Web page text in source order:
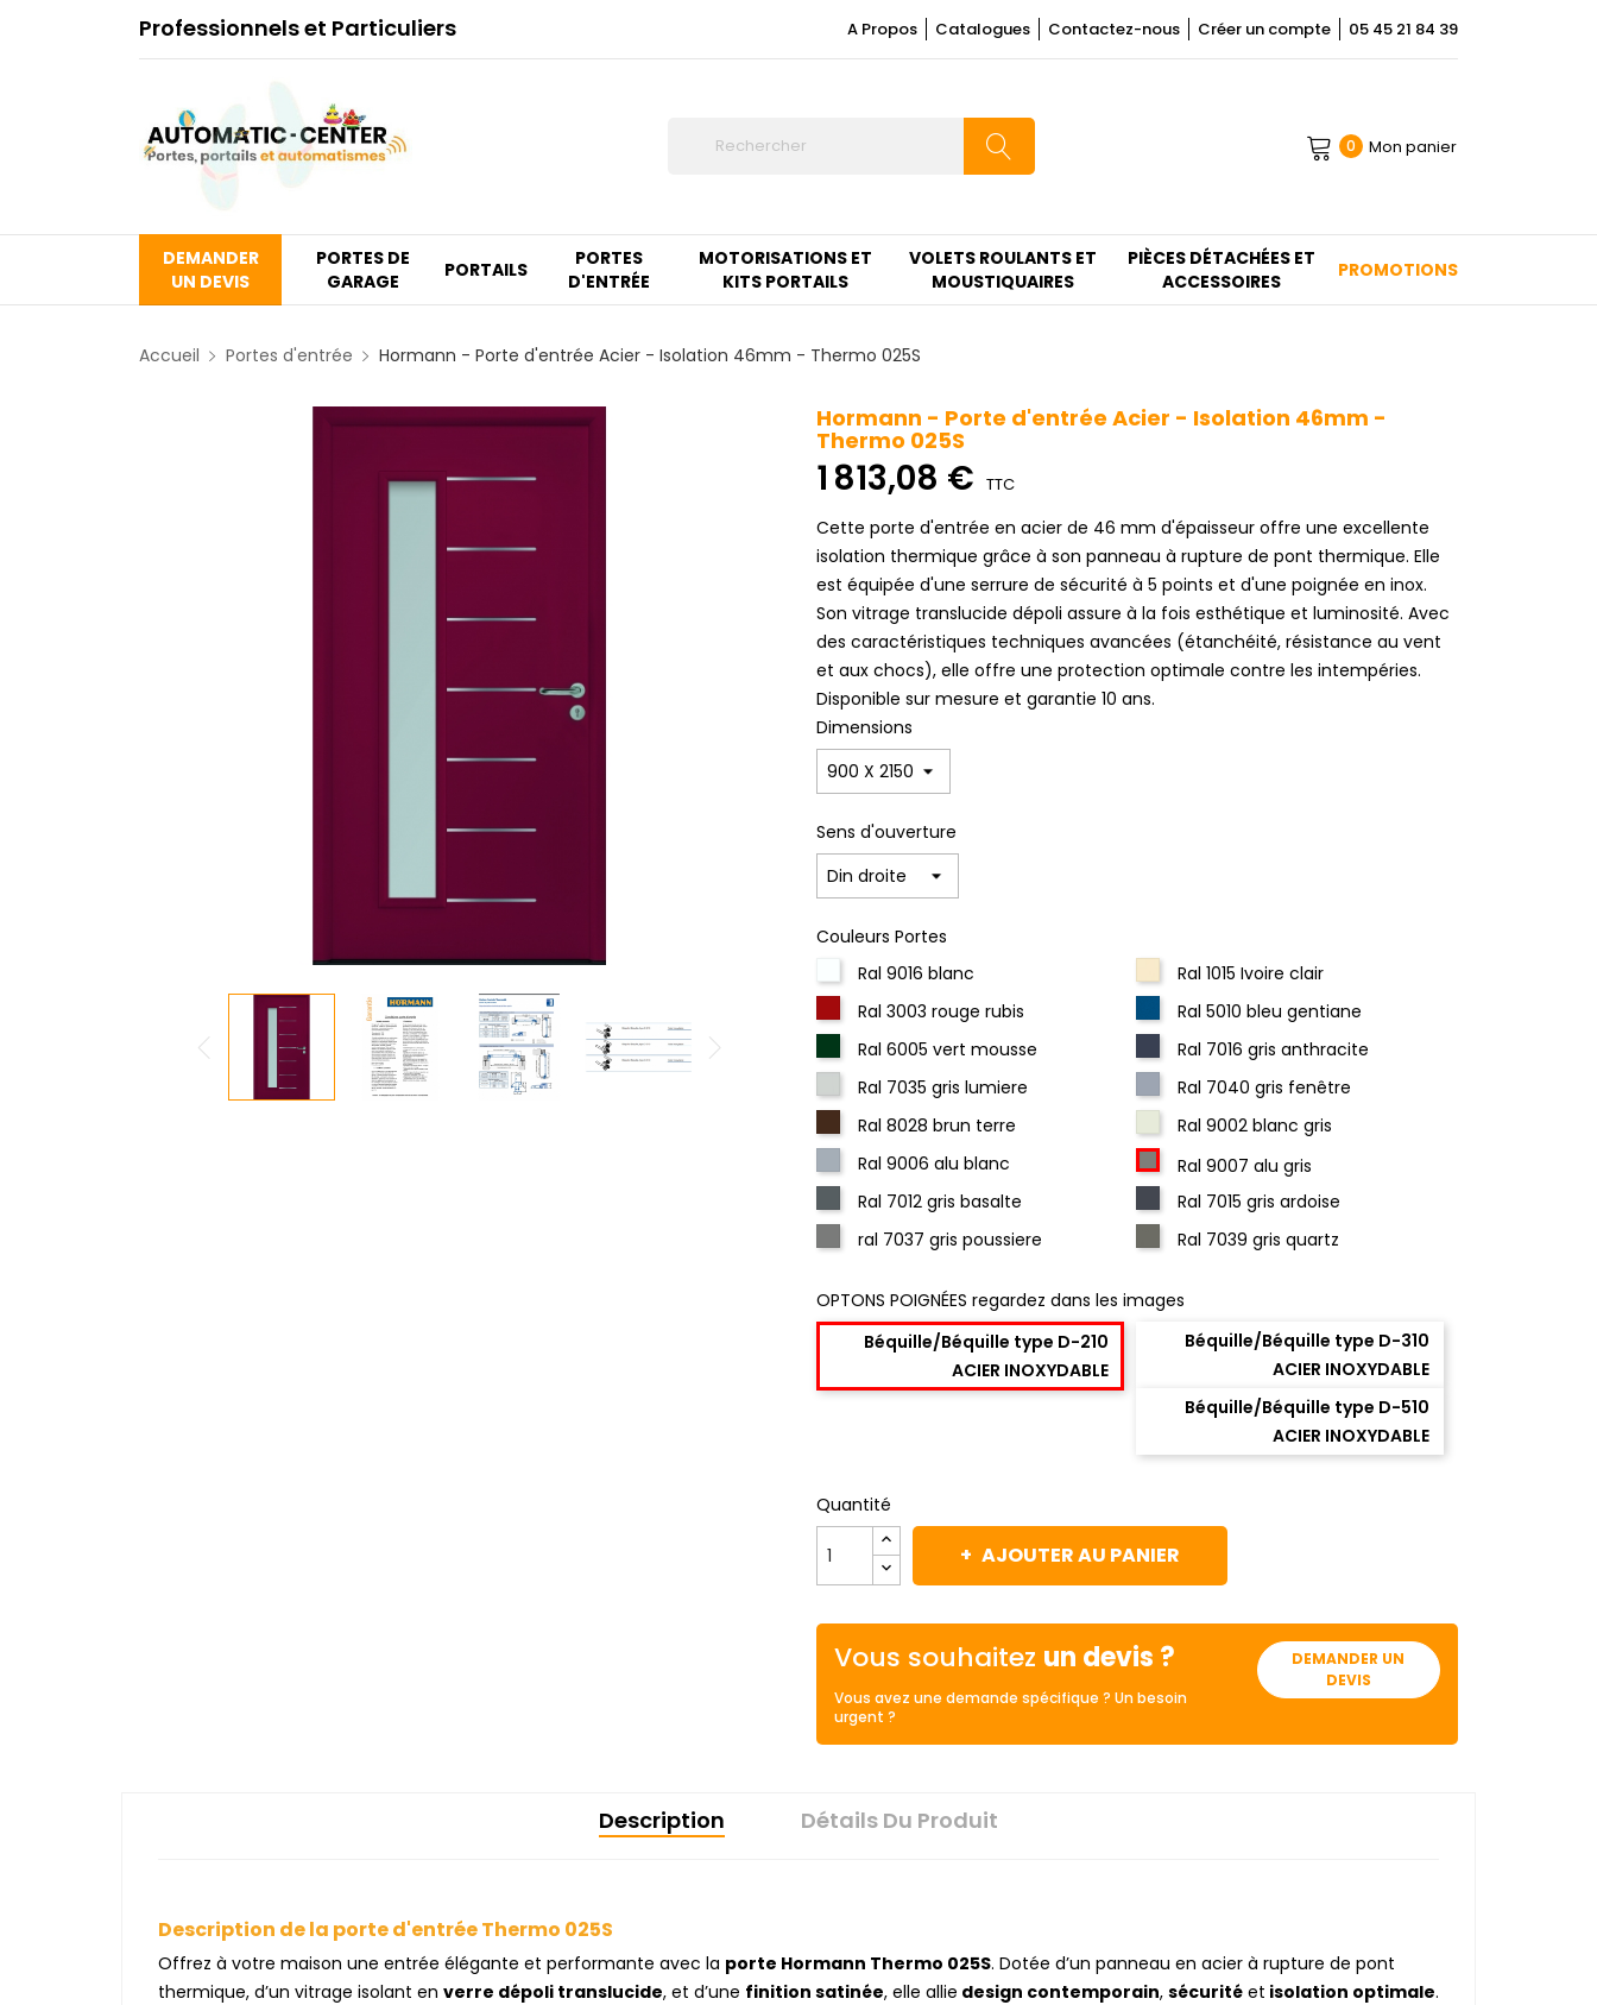
Professionnels et Particuliers A Propos Catalogues Contactez-nous Créer un compte 05 45 21 84 39
0 Mon panier
DEMANDER
UN DEVIS
PORTES DE
GARAGE
PORTAILS
PORTES
D'ENTRÉE
MOTORISATIONS ET
KITS PORTAILS
VOLETS ROULANTS ET
MOUSTIQUAIRES
PIÈCES DÉTACHÉES ET
ACCESSOIRES
PROMOTIONS
Accueil Portes d'entrée Hormann - Porte d'entrée Acier - Isolation 46mm - Thermo 025S
Hormann - Porte d'entrée Acier - Isolation 46mm -
Thermo 025S
1 813,08 € TTC
Cette porte d'entrée en acier de 46 mm d'épaisseur offre une excellente
isolation thermique grâce à son panneau à rupture de pont thermique. Elle
est équipée d'une serrure de sécurité à 5 points et d'une poignée en inox.
Son vitrage translucide dépoli assure à la fois esthétique et luminosité. Avec
des caractéristiques techniques avancées (étanchéité, résistance au vent
et aux chocs), elle offre une protection optimale contre les intempéries.
Disponible sur mesure et garantie 10 ans.
Dimensions
Sens d'ouverture
Couleurs Portes
Ral 9016 blanc
Ral 1015 Ivoire clair
Ral 3003 rouge rubis
Ral 5010 bleu gentiane
Ral 6005 vert mousse
Ral 7016 gris anthracite
Ral 7035 gris lumiere
Ral 7040 gris fenêtre
Ral 8028 brun terre
Ral 9002 blanc gris
Ral 9006 alu blanc
Ral 9007 alu gris
Ral 7012 gris basalte
Ral 7015 gris ardoise
ral 7037 gris poussiere
Ral 7039 gris quartz
OPTONS POIGNÉES regardez dans les images
Béquille/Béquille type D-210
ACIER INOXYDABLE
Béquille/Béquille type D-310
ACIER INOXYDABLE
Béquille/Béquille type D-510
ACIER INOXYDABLE
Quantité
AJOUTER AU PANIER
Vous souhaitez un devis ?
Vous avez une demande spécifique ? Un besoin
urgent ?
DEMANDER UN
DEVIS
Description Détails Du Produit
Description de la porte d'entrée Thermo 025S
Offrez à votre maison une entrée élégante et performante avec la porte Hormann Thermo 025S. Dotée d’un panneau en acier à rupture de pont
thermique, d’un vitrage isolant en verre dépoli translucide, et d’une finition satinée, elle allie design contemporain, sécurité et isolation optimale.